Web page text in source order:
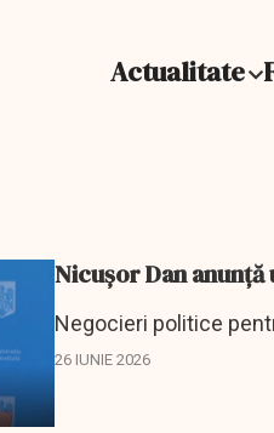
Actualitate
Nicuşor Dan
Negocieri politice
26 IUNIE 2026